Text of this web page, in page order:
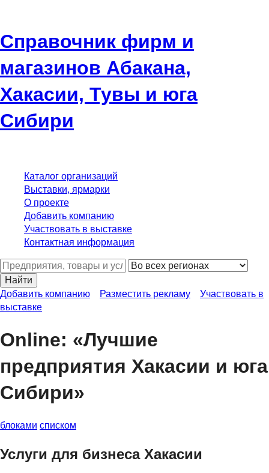
Справочник фирм и
магазинов Абакана,
Хакасии, Тувы и юга
Сибири
Каталог организаций
Выставки, ярмарки
О проекте
Добавить компанию
Участвовать в выставке
Контактная информация
Найти
Добавить компанию
Разместить рекламу
Участвовать в
выставке
Online: «Лучшие
предприятия Хакасии и юга
Сибири»
блоками списком
Услуги для бизнеса Хакасии